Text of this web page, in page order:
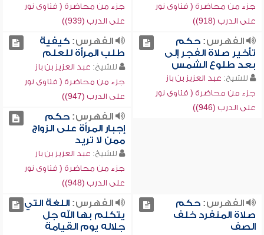
جزء من محاضرة ( فتاوى نور
على الدرب (918))
جزء من محاضرة ( فتاوى نور
على الدرب (939))
الفهرس:حكم
تأخير صلاة الفجر إلى
بعد طلوع الشمس
للشيخ: عبد العزيز بن باز
جزء من محاضرة ( فتاوى نور
على الدرب (946))
الفهرس:كيفية
طلب المرأة للعلم
للشيخ: عبد العزيز بن باز
جزء من محاضرة ( فتاوى نور
على الدرب (947))
الفهرس:حكم
إجبار المرأة على الزواج
ممن لا تريد
للشيخ: عبد العزيز بن باز
جزء من محاضرة ( فتاوى نور
على الدرب (948))
الفهرس:حكم
صلاة المنفرد خلف
الصف
الفهرس:اللغة التي
يتكلم بها الله جل
جلاله يوم القيامة